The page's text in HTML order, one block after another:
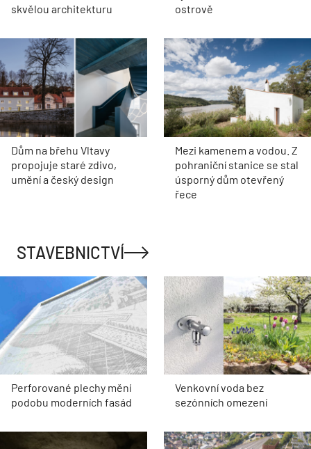
skvělou architekturu
ostrově
Dům na břehu Vltavy
propojuje staré zdivo,
umění a český design
Mezi kamenem a vodou. Z
pohraniční stanice se stal
úsporný dům otevřený
řece
STAVEBNICTVÍ
Perforované plechy mění
podobu moderních fasád
Venkovní voda bez
sezónních omezení